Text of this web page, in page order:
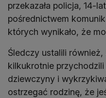
przekazała policja, 14-
pośrednictwem
których wynikało, że
Śledczy ustalili
kilkukrotnie
dziewczyny i
ostrzegać rodzinę, że